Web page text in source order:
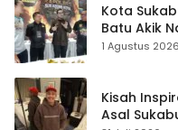
Kota
Batu Akik
1 Agustus 2026
Kisah
Asal